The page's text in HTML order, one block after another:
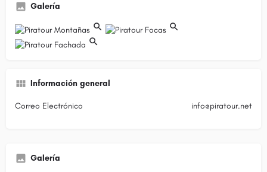
Galería
Información general
Correo Electrónico info@piratour.net
Galería